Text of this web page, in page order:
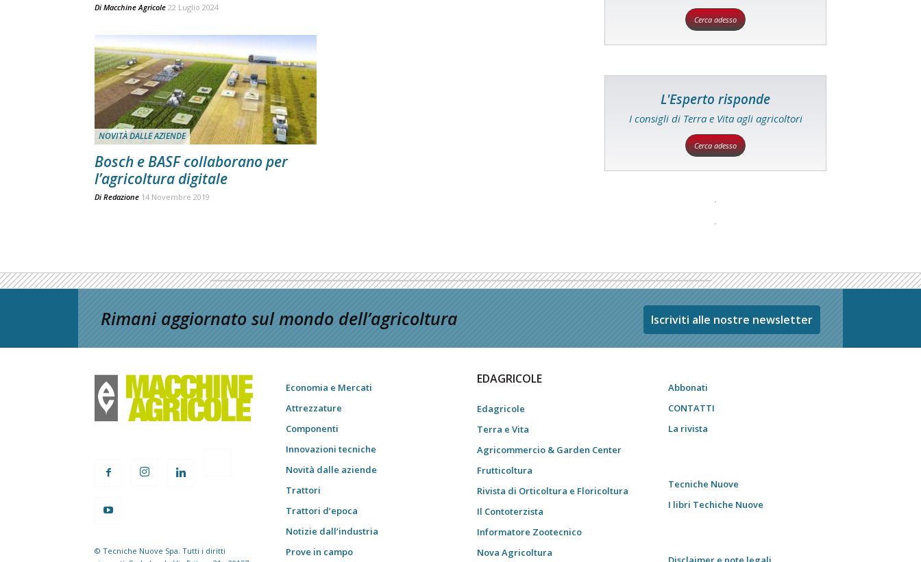
Di Macchine Agricole 22 Luglio 2024
NOVITÀ DALLE AZIENDE
Bosch e BASF collaborano per
l’agricoltura digitale
Di Redazione 14 Novembre 2019
Cerca adesso
L'Esperto risponde
I consigli di Terra e Vita agli agricoltori
Cerca adesso
Rimani aggiornato sul mondo dell’agricoltura Iscriviti alle nostre newsletter
© Tecniche Nuove Spa. Tutti i diritti
Economia e Mercati
Attrezzature
Componenti
Innovazioni tecniche
Novità dalle aziende
Trattori
Trattori d’epoca
Notizie dall’industria
Prove in campo
EDAGRICOLE
Edagricole
Terra e Vita
Agricommercio & Garden Center
Frutticoltura
Rivista di Orticoltura e Floricoltura
Il Contoterzista
Informatore Zootecnico
Nova Agricoltura
Abbonati
CONTATTI
La rivista
Tecniche Nuove
I libri Techiche Nuove